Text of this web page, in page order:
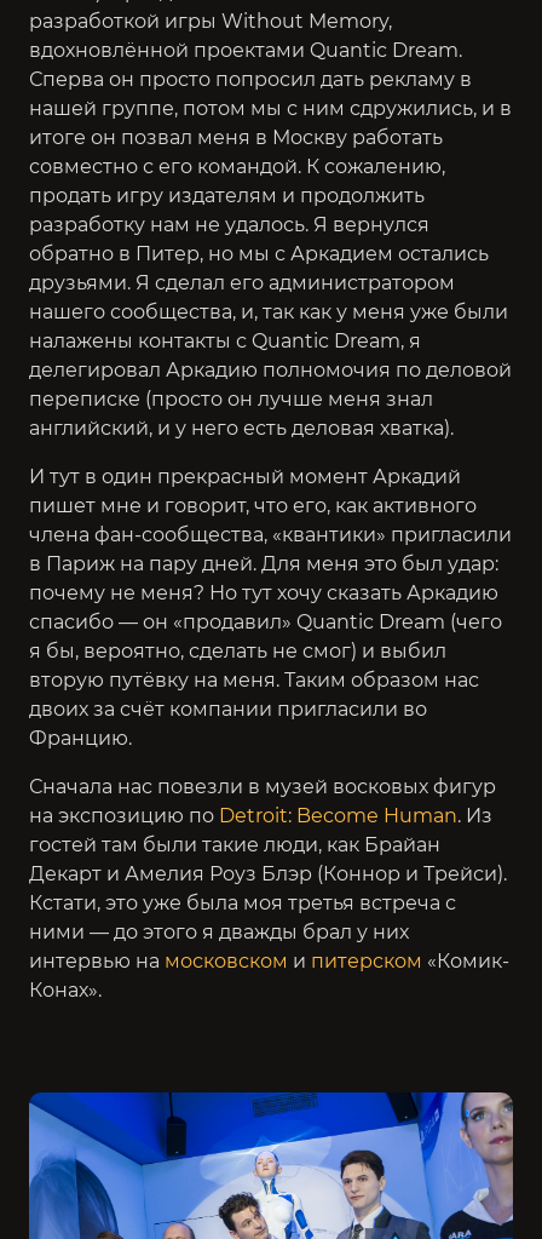
разработкой игры Without Memory,
вдохновлённой проектами Quantic Dream.
Сперва он просто попросил дать рекламу в
нашей группе, потом мы с ним сдружились, и в
итоге он позвал меня в Москву работать
совместно с его командой. К сожалению,
продать игру издателям и продолжить
разработку нам не удалось. Я вернулся
обратно в Питер, но мы с Аркадием остались
друзьями. Я сделал его администратором
нашего сообщества, и, так как у меня уже были
налажены контакты с Quantic Dream, я
делегировал Аркадию полномочия по деловой
переписке (просто он лучше меня знал
английский, и у него есть деловая хватка).
И тут в один прекрасный момент Аркадий
пишет мне и говорит, что его, как активного
члена фан-сообщества, «квантики» пригласили
в Париж на пару дней. Для меня это был удар:
почему не меня? Но тут хочу сказать Аркадию
спасибо — он «продавил» Quantic Dream (чего
я бы, вероятно, сделать не смог) и выбил
вторую путёвку на меня. Таким образом нас
двоих за счёт компании пригласили во
Францию.
Сначала нас повезли в музей восковых фигур
на экспозицию по Detroit: Become Human. Из
гостей там были такие люди, как Брайан
Декарт и Амелия Роуз Блэр (Коннор и Трейси).
Кстати, это уже была моя третья встреча с
ними — до этого я дважды брал у них
интервью на московском и питерском «Комик-
Конах».